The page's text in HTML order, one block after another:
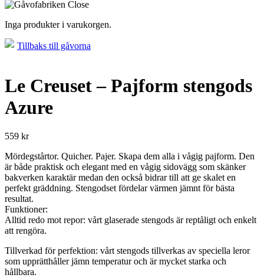
Inga produkter i varukorgen.
Tillbaks till gåvorna
Le Creuset – Pajform stengods
Azure
559 kr
Mördegstårtor. Quicher. Pajer. Skapa dem alla i vågig pajform. Den
är både praktisk och elegant med en vågig sidovägg som skänker
bakverken karaktär medan den också bidrar till att ge skalet en
perfekt gräddning. Stengodset fördelar värmen jämnt för bästa
resultat.
Funktioner:
Alltid redo mot repor: vårt glaserade stengods är reptåligt och enkelt
att rengöra.
Tillverkad för perfektion: vårt stengods tillverkas av speciella leror
som upprätthåller jämn temperatur och är mycket starka och
hållbara.